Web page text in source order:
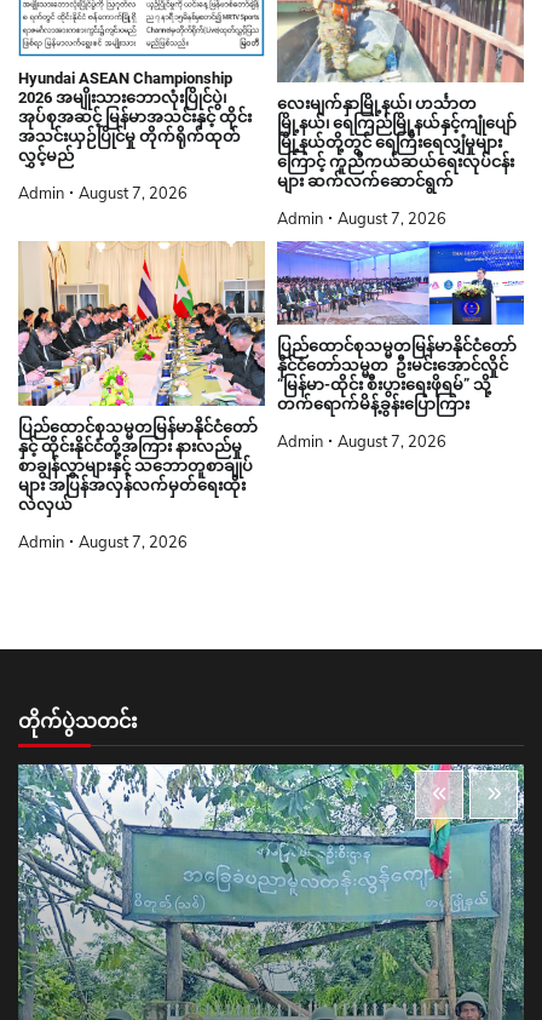
Hyundai ASEAN Championship
2026 အမျိုးသားဘောလုံးပြိုင်ပွဲ၊
အုပ်စုအဆင့် မြန်မာအသင်းနှင့် ထိုင်း
အသင်းယှဉ်ပြိုင်မှု တိုက်ရိုက်ထုတ်
လွှင့်မည်
Admin August 7, 2026
လေးမျက်နှာမြို့နယ်၊ ဟင်္သာတ
မြို့နယ်၊ ရေကြည်မြို့နယ်နှင့်ကျုံပျော်
မြို့နယ်တို့တွင် ရေကြီးရေလျှံမှုများ
ကြောင့် ကူညီကယ်ဆယ်ရေးလုပ်ငန်း
များ ဆက်လက်ဆောင်ရွက်
Admin August 7, 2026
ပြည်ထောင်စုသမ္မတမြန်မာနိုင်ငံတော်
နှင့် ထိုင်းနိုင်ငံတို့အကြား နားလည်မှု
စာချွန်လွှာများနှင့် သဘောတူစာချုပ်
များ အပြန်အလှန်လက်မှတ်ရေးထိုး
လဲလှယ်
Admin August 7, 2026
ပြည်ထောင်စုသမ္မတမြန်မာနိုင်ငံတော်
နိုင်ငံတော်သမ္မတ ဦးမင်းအောင်လှိုင်
“မြန်မာ-ထိုင်း စီးပွားရေးဖိုရမ်” သို့
တက်ရောက်မိန့်ခွန်းပြောကြား
Admin August 7, 2026
တိုက်ပွဲသတင်း